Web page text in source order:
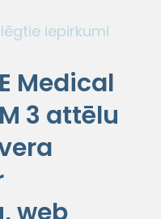
iepirkumi
Medical
3 attēlu
web